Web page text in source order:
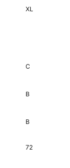
XL
C
B
B
72